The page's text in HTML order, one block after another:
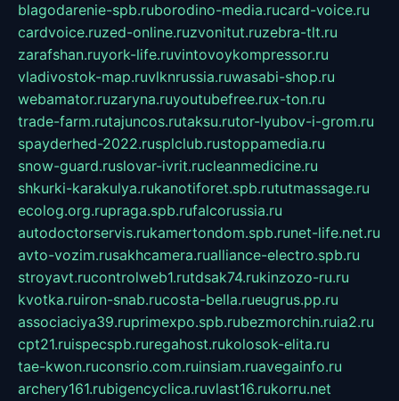
blagodarenie-spb.ruborodino-media.rucard-voice.ru
cardvoice.ruzed-online.ruzvonitut.ruzebra-tlt.ru
zarafshan.ruyork-life.ruvintovoykompressor.ru
vladivostok-map.ruvlknrussia.ruwasabi-shop.ru
webamator.ruzaryna.ruyoutubefree.rux-ton.ru
trade-farm.rutajuncos.rutaksu.rutor-lyubov-i-grom.ru
spayderhed-2022.rusplclub.rustoppamedia.ru
snow-guard.ruslovar-ivrit.rucleanmedicine.ru
shkurki-karakulya.rukanotiforet.spb.rututmassage.ru
ecolog.org.rupraga.spb.rufalcorussia.ru
autodoctorservis.rukamertondom.spb.runet-life.net.ru
avto-vozim.rusakhcamera.rualliance-electro.spb.ru
stroyavt.rucontrolweb1.rutdsak74.rukinzozo-ru.ru
kvotka.ruiron-snab.rucosta-bella.rueugrus.pp.ru
associaciya39.ruprimexpo.spb.rubezmorchin.ruia2.ru
cpt21.ruispecspb.ruregahost.rukolosok-elita.ru
tae-kwon.ruconsrio.com.ruinsiam.ruavegainfo.ru
archery161.rubigencyclica.ruvlast16.rukorru.net